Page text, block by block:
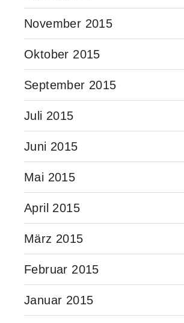
November 2015
Oktober 2015
September 2015
Juli 2015
Juni 2015
Mai 2015
April 2015
März 2015
Februar 2015
Januar 2015